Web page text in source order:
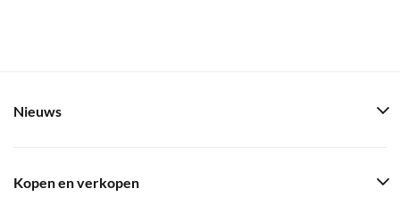
Nieuws
Kopen en verkopen